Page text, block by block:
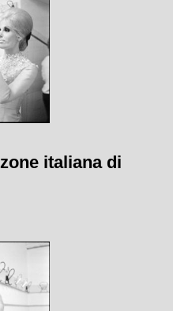
italiana di